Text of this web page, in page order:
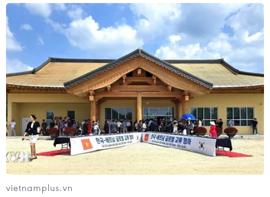
Bầu cử Brazil: Tổng thống Temer kêu gọi
người dân lựa chọn sáng suốt
06/10/2018 08:35
Tổng thống Brazil Michel Temer kêu gọi người dân nước
này thể hiện sự hiểu biết và ôn hòa trong các cuộc bầu
cử sắp tới, đồng thời cam kết duy trì đối thoại với chính
phủ mới.
vietnamplus.vn